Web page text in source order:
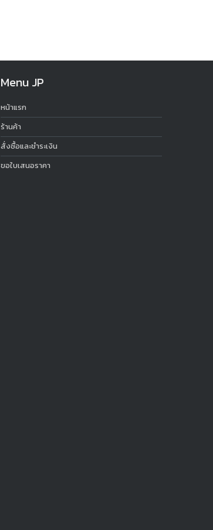
Menu JP
หน้าแรก
ร้านค้า
สั่งซื้อและชำระเงิน
ขอใบเสนอราคา